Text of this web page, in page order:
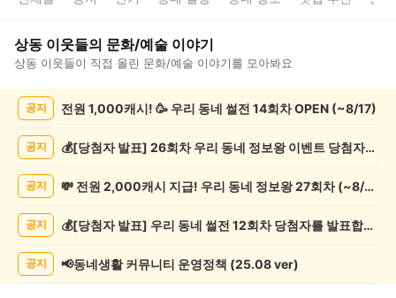
상동 이웃들의 문화/예술 이야기
상동 이웃들이 직접 올린 문화/예술 이야기를 모아봐요
공지 전원 1,000캐시! 🥳 우리 동네 썰전 14회차 OPEN (~8/17)
공지 💰[당첨자 발표] 26회차 우리 동네 정보왕 이벤트 당첨자를 발표합니다!
공지 💸 전원 2,000캐시 지급! 우리 동네 정보왕 27회차 (~8/10)
공지 💰[당첨자 발표] 우리 동네 썰전 12회차 당첨자를 발표합니다!
공지 📢동네생활 커뮤니티 운영정책 (25.08 ver)